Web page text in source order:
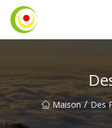
Maison / Des